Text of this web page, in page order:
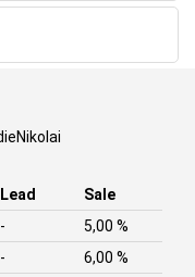
Lead
Sale
-
5,00 %
- 6,00 %